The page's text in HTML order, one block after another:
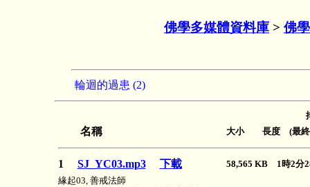
佛學多媒體資料庫 > 佛
輪迴的過患 (2)
名稱 大小 長度 (最終
1 SJ_YC03.mp3 下載
58,565 KB 1時2
緣起03, 善戒法師